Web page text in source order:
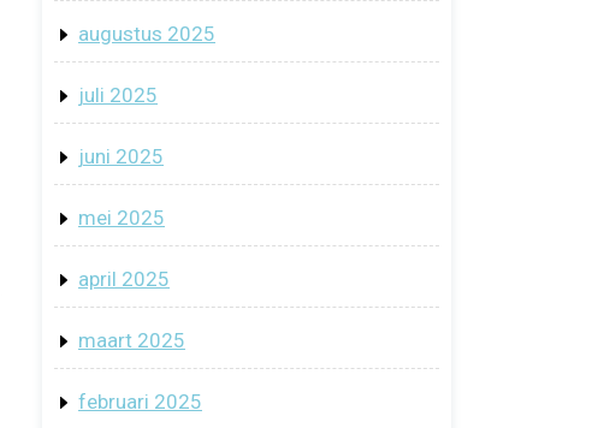
augustus 2025
juli 2025
juni 2025
mei 2025
april 2025
maart 2025
februari 2025